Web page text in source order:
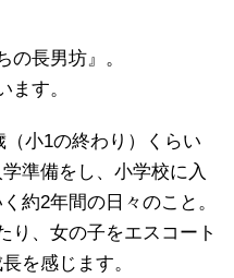
の長男坊』。
ます。
小1の終わり）くらい
準備をし、小学校に入
約2年間の日々のこと。
り、女の子をエスコート
を感じます。